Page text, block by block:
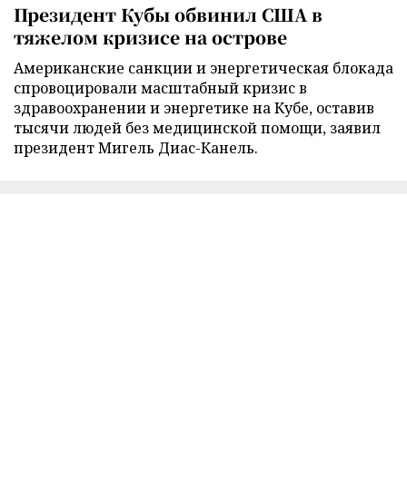
Президент Кубы обвинил США в
тяжелом кризисе на острове
Американские санкции и энергетическая блокада
спровоцировали масштабный кризис в
здравоохранении и энергетике на Кубе, оставив
тысячи людей без медицинской помощи, заявил
президент Мигель Диас-Канель.